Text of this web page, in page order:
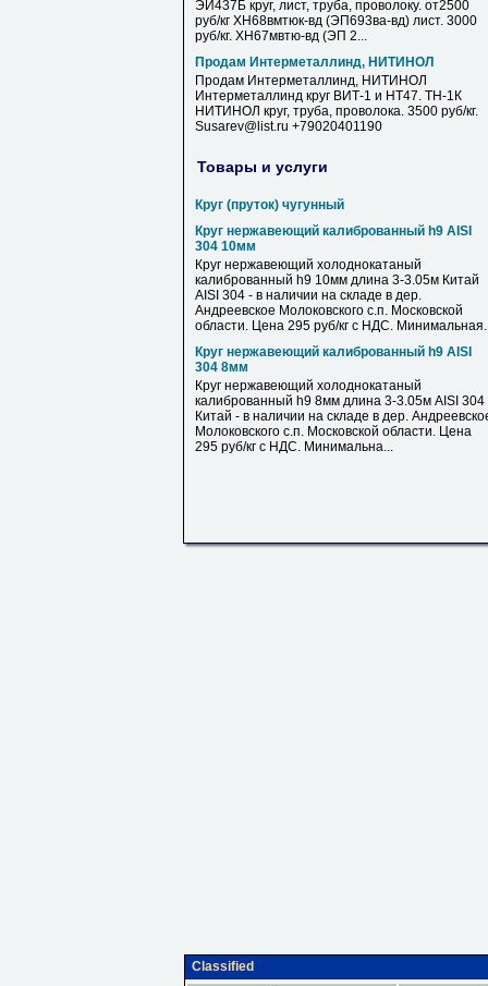
ЭИ437Б круг, лист, труба, проволоку. от2500
руб/кг ХН68вмтюк-вд (ЭП693ва-вд) лист. 3000
руб/кг. ХН67мвтю-вд (ЭП 2...
Продам Интерметаллинд, НИТИНОЛ
Продам Интерметаллинд, НИТИНОЛ
Интерметаллинд круг ВИТ-1 и НТ47. ТН-1К
НИТИНОЛ круг, труба, проволока. 3500 руб/кг.
Susarev@list.ru +79020401190
Товары и услуги
Круг (пруток) чугунный
Круг нержавеющий калиброванный h9 AISI
304 10мм
Круг нержавеющий холоднокатаный
калиброванный h9 10мм длина 3-3.05м Китай
AISI 304 - в наличии на складе в дер.
Андреевское Молоковского с.п. Московской
области. Цена 295 руб/кг с НДС.
Круг нержавеющий калиброванный h9 AISI
304 8мм
Круг нержавеющий холоднокатаный
калиброванный h9 8мм длина 3-3.05м AISI 304
Китай - в наличии на складе в дер.
Молоковского с.п. Московской области. Цена
295 руб/кг с НДС. Минимальна...
Classified